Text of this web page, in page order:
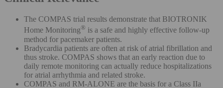
The COMPAS trial results demonstrate that BIOTRONIK
Home Monitoring® is a safe and highly effective follow-up
method for pacemaker patients.
Bradycardia patients are often at risk of atrial fibrillation and
thus stroke. COMPAS shows that an early reaction due to
daily remote monitoring can actually reduce hospitalizations
for atrial arrhythmia and related stroke.
COMPAS and RM-ALONE are the basis for a Class IIa